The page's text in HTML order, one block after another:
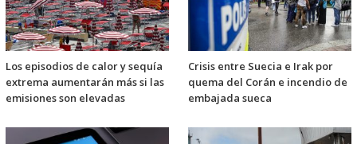
Los episodios de calor y sequía
extrema aumentarán más si las
emisiones son elevadas
Crisis entre Suecia e Irak por
quema del Corán e incendio de
embajada sueca